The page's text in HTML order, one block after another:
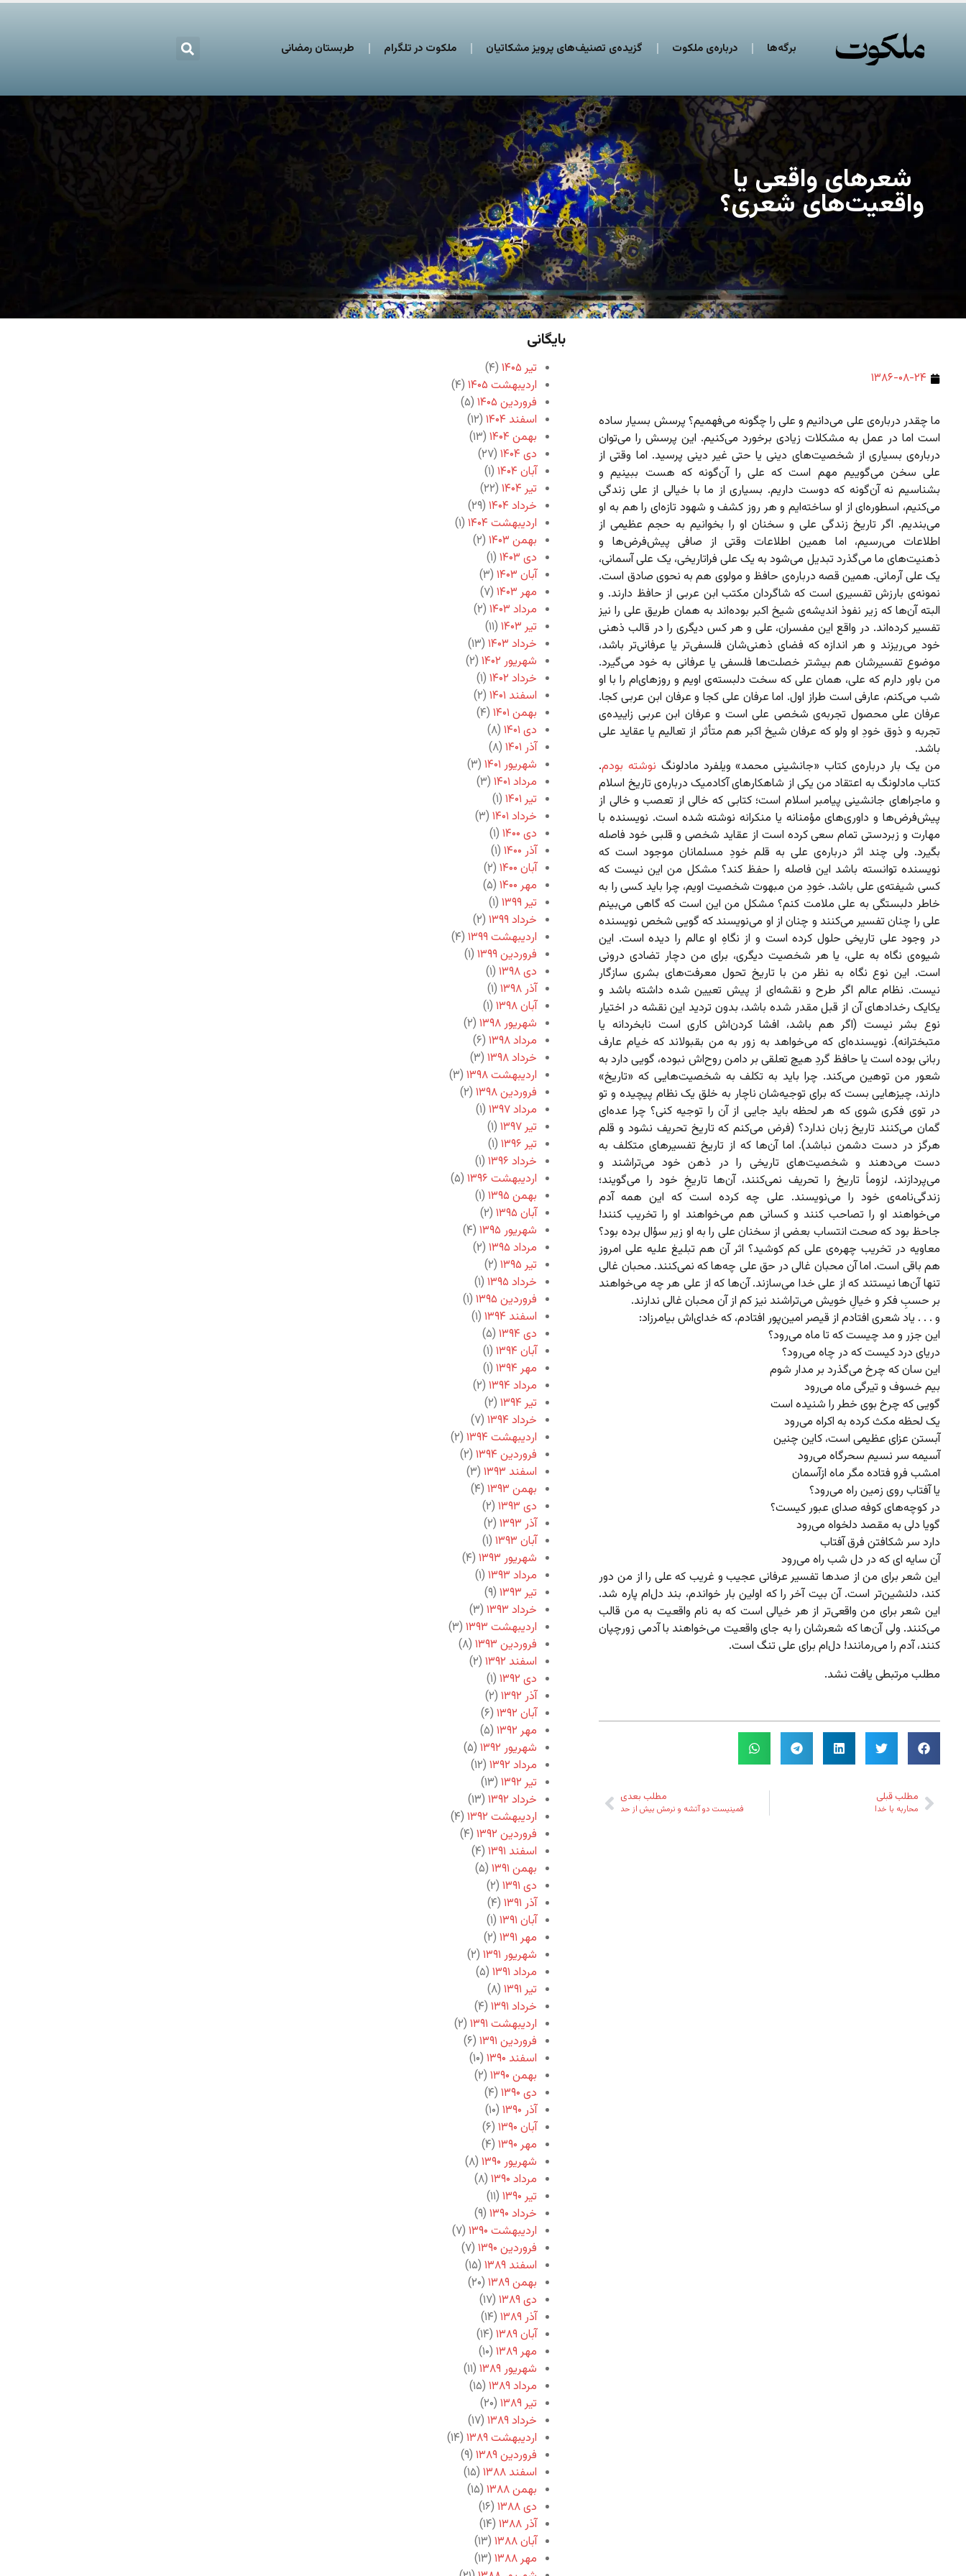
برگه‌ها درباره‌ی ملکوت گزیده‌ی تصنیف‌های پرویز مشکاتیان ملکوت در تلگرام طربستان رمضانی
شعرهای واقعی یا
واقعیت‌های شعری؟
۱۳۸۶-۰۸-۲۴
ما چقدر درباره‌ی علی می‌دانیم و علی را چگونه می‌فهمیم؟ پرسش بسیار ساده
است اما در عمل به مشکلات زیادی برخورد می‌کنیم. این پرسش را می‌توان
درباره‌ی بسیاری از شخصیت‌های دینی یا حتی غیر دینی پرسید. اما وقتی از
علی سخن می‌گوییم مهم است که علی را آن‌گونه که هست ببینیم و
بشناسیم نه آن‌گونه که دوست داریم. بسیاری از ما با خیالی از علی زندگی
می‌کنیم، اسطوره‌ای از او ساخته‌ایم و هر روز کشف و شهود تازه‌ای را هم به او
می‌بندیم. اگر تاریخ زندگی علی و سخنان او را بخوانیم به حجم عظیمی از
اطلاعات می‌رسیم، اما همین اطلاعات وقتی از صافی پیش‌فرض‌ها و
ذهنیت‌های ما می‌گذرد تبدیل می‌شود به یک علی فراتاریخی، یک علی آسمانی،
یک علی آرمانی. همین قصه درباره‌ی حافظ و مولوی هم به نحوی صادق است.
نمونه‌ی بارزش تفسیری است که شاگردان مکتب ابن عربی از حافظ دارند. و
البته آن‌ها که زیر نفوذ اندیشه‌ی شیخ اکبر بوده‌اند به همان طریق علی را نیز
تفسیر کرده‌اند. در واقع این مفسران، علی و هر کس دیگری را در قالب ذهنی
خود می‌ریزند و هر اندازه که فضای ذهنی‌شان فلسفی‌تر یا عرفانی‌تر باشد،
موضوع تفسیرشان هم بیشتر خصلت‌ها فلسفی یا عرفانی به خود می‌گیرد.
من باور دارم که علی، همان علی که سخت دلبسته‌ی اویم و روزهای‌ام را با او
شب می‌کنم، عارفی است طراز اول. اما عرفان علی کجا و عرفان ابن عربی کجا.
عرفان علی محصول تجربه‌ی شخصی علی است و عرفان ابن عربی زاییده‌ی
تجربه و ذوق خودِ او ولو که عرفان شیخ اکبر هم متأثر از تعالیم یا عقاید علی
باشد.
من یک بار درباره‌ی کتاب «جانشینی محمد» ویلفرد مادلونگ نوشته بودم.
کتاب مادلونگ به اعتقاد من یکی از شاهکارهای آکادمیک درباره‌ی تاریخ اسلام
و ماجراهای جانشینی پیامبر اسلام است؛ کتابی که خالی از تعصب و خالی از
پیش‌فرض‌ها و داوری‌های مؤمنانه یا منکرانه نوشته شده است. نویسنده با
مهارت و زبردستی تمام سعی کرده است از عقاید شخصی و قلبی خود فاصله
بگیرد. ولی چند اثر درباره‌ی علی به قلم خودِ مسلمانان موجود است که
نویسنده توانسته باشد این فاصله را حفظ کند؟ مشکل من این نیست که
کسی شیفته‌ی علی باشد. خودِ من مبهوت شخصیت اویم، چرا باید کسی را به
خاطر دلبستگی به علی ملامت کنم؟ مشکل من این است که گاهی می‌بینم
علی را چنان تفسیر می‌کنند و چنان از او می‌نویسند که گویی شخص نویسنده
در وجود علی تاریخی حلول کرده است و از نگاهِ او عالم را دیده است. این
شیوه‌ی نگاه به علی، یا هر شخصیت دیگری، برای من دچار تضادی درونی
است. این نوع نگاه به نظر من با تاریخ تحول معرفت‌های بشری سازگار
نیست. نظام عالم اگر طرح و نقشه‌ای از پیش تعیین شده داشته باشد و
یکایک رخدادهای آن از قبل مقدر شده باشد، بدون تردید این نقشه در اختیار
نوع بشر نیست (اگر هم باشد، افشا کردن‌اش کاری است نابخردانه یا
متبخترانه). نویسنده‌ای که می‌خواهد به زور به من بقبولاند که خیام عارف
ربانی بوده است یا حافظ گردِ هیچ تعلقی بر دامن روح‌اش نبوده، گویی دارد به
شعور من توهین می‌کند. چرا باید به تکلف به شخصیت‌هایی که «تاریخ»
دارند، چیزهایی بست که برای توجیه‌شان ناچار به خلق یک نظام پیچیده و تو
در توی فکری شوی که هر لحظه باید جایی از آن را توجیه کنی؟ چرا عده‌ای
گمان می‌کنند تاریخ زبان ندارد؟ (فرض می‌کنم که تاریخ تحریف نشود و قلم
هرگز در دست دشمن نباشد). اما آن‌ها که از تاریخ‌ تفسیرهای متکلف به
دست می‌دهند و شخصیت‌های تاریخی را در ذهن خود می‌تراشند و
می‌پردازند، لزوماً تاریخ را تحریف نمی‌کنند، آن‌ها تاریخِ خود را می‌گویند؛
زندگی‌نامه‌ی خود را می‌نویسند. علی چه کرده است که این همه آدم
می‌خواهند او را تصاحب کنند و کسانی هم می‌خواهند او را تخریب کنند!
جاحظ بود که صحت انتساب بعضی از سخنان علی را به او زیر سؤال برده بود؟
معاویه در تخریب چهره‌ی علی کم کوشید؟ اثر آن هم تبلیغ علیه علی امروز
هم باقی است. اما آن محبان غالی در حق علی چه‌ها که نمی‌کنند. محبان غالی
تنها آن‌ها نیستند که از علی خدا می‌سازند. آن‌ها که از علی هر چه می‌خواهند
بر حسبِ فکر و خیالِ خویش می‌تراشند نیز کم از آن محبان غالی ندارند.
و . . . یاد شعری افتادم از قیصر امین‌پور افتادم، که خدای‌اش بیامرزاد:
این جزر و مد چیست که تا ماه می‌رود؟
دریای درد کیست که در چاه می‌رود؟
این سان که چرخ می‌گذرد بر مدار شوم
بیم خسوف و تیرگی ماه می‌رود
گویی که چرخ بوی خطر را شنیده است
یک لحظه مکث کرده به اکراه می‌رود
آبستن عزای عظیمی است، کاین چنین
آسیمه سر نسیم سحرگاه می‌رود
امشب فرو فتاده مگر ماه ازآسمان
یا آفتاب روی زمین راه می‌رود؟
در کوچه‌های کوفه صدای عبور کیست؟
گویا دلی به مقصد دلخواه می‌رود
دارد سر شکافتن فرق آفتاب
آن سایه ای که در دل شب راه می‌رود
این شعر برای من از صدها تفسیر عرفانی عجیب و غریب که علی را از من دور
کند، دلنشین‌تر است. آن بیت آخر را که اولین بار خواندم، بند دل‌ام پاره شد.
این شعر برای من واقعی‌تر از هر خیالی است که به نام واقعیت به من قالب
می‌کنند. ولی آن‌ها که شعرشان را به جای واقعیت می‌خواهند با آدمی زورچپان
کنند، آدم را می‌رمانند! دل‌ام برای علی تنگ است.
مطلب مرتبطی یافت نشد.
مطلب قبلی
محاربه با خدا
مطلب بعدی
فمینیست دو آتشه و نرمش بیش از حد
بایگانی
تیر ۱۴۰۵
(۴)
اردیبهشت ۱۴۰۵
(۴)
فروردین ۱۴۰۵
(۵)
اسفند ۱۴۰۴
(۱۲)
بهمن ۱۴۰۴
(۱۳)
دی ۱۴۰۴
(۲۷)
آبان ۱۴۰۴
(۱)
تیر ۱۴۰۴
(۲۲)
خرداد ۱۴۰۴
(۲۹)
اردیبهشت ۱۴۰۴
(۱)
بهمن ۱۴۰۳
(۲)
دی ۱۴۰۳
(۱)
آبان ۱۴۰۳
(۳)
مهر ۱۴۰۳
(۷)
مرداد ۱۴۰۳
(۲)
تیر ۱۴۰۳
(۱۱)
خرداد ۱۴۰۳
(۱۳)
شهریور ۱۴۰۲
(۲)
خرداد ۱۴۰۲
(۱)
اسفند ۱۴۰۱
(۲)
بهمن ۱۴۰۱
(۴)
دی ۱۴۰۱
(۸)
آذر ۱۴۰۱
(۸)
شهریور ۱۴۰۱
(۳)
مرداد ۱۴۰۱
(۳)
تیر ۱۴۰۱
(۱)
خرداد ۱۴۰۱
(۳)
دی ۱۴۰۰
(۱)
آذر ۱۴۰۰
(۱)
آبان ۱۴۰۰
(۲)
مهر ۱۴۰۰
(۵)
تیر ۱۳۹۹
(۱)
خرداد ۱۳۹۹
(۲)
اردیبهشت ۱۳۹۹
(۴)
فروردین ۱۳۹۹
(۱)
دی ۱۳۹۸
(۱)
آذر ۱۳۹۸
(۱)
آبان ۱۳۹۸
(۱)
شهریور ۱۳۹۸
(۲)
مرداد ۱۳۹۸
(۶)
خرداد ۱۳۹۸
(۳)
اردیبهشت ۱۳۹۸
(۳)
فروردین ۱۳۹۸
(۲)
مرداد ۱۳۹۷
(۱)
تیر ۱۳۹۷
(۱)
تیر ۱۳۹۶
(۱)
خرداد ۱۳۹۶
(۱)
اردیبهشت ۱۳۹۶
(۵)
بهمن ۱۳۹۵
(۱)
آبان ۱۳۹۵
(۲)
شهریور ۱۳۹۵
(۴)
مرداد ۱۳۹۵
(۲)
تیر ۱۳۹۵
(۲)
خرداد ۱۳۹۵
(۱)
فروردین ۱۳۹۵
(۱)
اسفند ۱۳۹۴
(۱)
دی ۱۳۹۴
(۵)
آبان ۱۳۹۴
(۱)
مهر ۱۳۹۴
(۱)
مرداد ۱۳۹۴
(۲)
تیر ۱۳۹۴
(۲)
خرداد ۱۳۹۴
(۷)
اردیبهشت ۱۳۹۴
(۲)
فروردین ۱۳۹۴
(۲)
اسفند ۱۳۹۳
(۳)
بهمن ۱۳۹۳
(۴)
دی ۱۳۹۳
(۲)
آذر ۱۳۹۳
(۲)
آبان ۱۳۹۳
(۱)
شهریور ۱۳۹۳
(۴)
مرداد ۱۳۹۳
(۱)
تیر ۱۳۹۳
(۹)
خرداد ۱۳۹۳
(۳)
اردیبهشت ۱۳۹۳
(۳)
فروردین ۱۳۹۳
(۸)
اسفند ۱۳۹۲
(۲)
دی ۱۳۹۲
(۱)
آذر ۱۳۹۲
(۲)
آبان ۱۳۹۲
(۶)
مهر ۱۳۹۲
(۵)
شهریور ۱۳۹۲
(۵)
مرداد ۱۳۹۲
(۱۲)
تیر ۱۳۹۲
(۱۳)
خرداد ۱۳۹۲
(۱۳)
اردیبهشت ۱۳۹۲
(۴)
فروردین ۱۳۹۲
(۴)
اسفند ۱۳۹۱
(۴)
بهمن ۱۳۹۱
(۵)
دی ۱۳۹۱
(۲)
آذر ۱۳۹۱
(۴)
آبان ۱۳۹۱
(۱)
مهر ۱۳۹۱
(۲)
شهریور ۱۳۹۱
(۲)
مرداد ۱۳۹۱
(۵)
تیر ۱۳۹۱
(۸)
خرداد ۱۳۹۱
(۴)
اردیبهشت ۱۳۹۱
(۲)
فروردین ۱۳۹۱
(۶)
اسفند ۱۳۹۰
(۱۰)
بهمن ۱۳۹۰
(۲)
دی ۱۳۹۰
(۴)
آذر ۱۳۹۰
(۱۰)
آبان ۱۳۹۰
(۶)
مهر ۱۳۹۰
(۴)
شهریور ۱۳۹۰
(۸)
مرداد ۱۳۹۰
(۸)
تیر ۱۳۹۰
(۱۱)
خرداد ۱۳۹۰
(۹)
اردیبهشت ۱۳۹۰
(۷)
فروردین ۱۳۹۰
(۷)
اسفند ۱۳۸۹
(۱۵)
بهمن ۱۳۸۹
(۲۰)
دی ۱۳۸۹
(۱۷)
آذر ۱۳۸۹
(۱۴)
آبان ۱۳۸۹
(۱۴)
مهر ۱۳۸۹
(۱۰)
شهریور ۱۳۸۹
(۱۱)
مرداد ۱۳۸۹
(۱۵)
تیر ۱۳۸۹
(۲۰)
خرداد ۱۳۸۹
(۱۷)
اردیبهشت ۱۳۸۹
(۱۴)
فروردین ۱۳۸۹
(۹)
اسفند ۱۳۸۸
(۱۵)
بهمن ۱۳۸۸
(۱۵)
دی ۱۳۸۸
(۱۶)
آذر ۱۳۸۸
(۱۴)
آبان ۱۳۸۸
(۱۳)
مهر ۱۳۸۸
(۱۳)